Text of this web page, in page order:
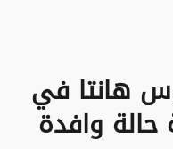
هانتا في
حالة وافدة